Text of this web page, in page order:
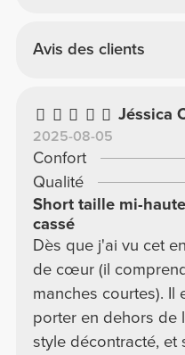
Avis des clients
Jéssica
2025-08-05
Confort
Qualité
Short taille mi-
cassé
Dès que j'ai vu cet
de cœur (il
manches courtes). Il
porter en dehors de
style décontracté, et